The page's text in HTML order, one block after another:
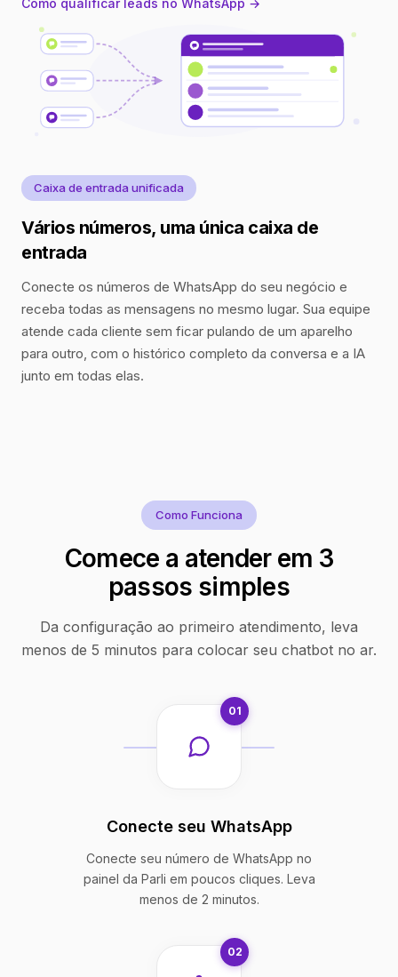
Como qualificar leads no WhatsApp →
Caixa de entrada unificada
Vários números, uma única caixa de
entrada
Conecte os números de WhatsApp do seu negócio e
receba todas as mensagens no mesmo lugar. Sua equipe
atende cada cliente sem ficar pulando de um aparelho
para outro, com o histórico completo da conversa e a IA
junto em todas elas.
Como Funciona
Comece a atender em 3
passos simples
Da configuração ao primeiro atendimento, leva
menos de 5 minutos para colocar seu chatbot no ar.
01
Conecte seu WhatsApp
Conecte seu número de WhatsApp no
painel da Parli em poucos cliques. Leva
menos de 2 minutos.
02